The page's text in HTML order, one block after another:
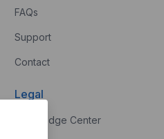
FAQs
Support
Contact
Legal
Knowledge Center